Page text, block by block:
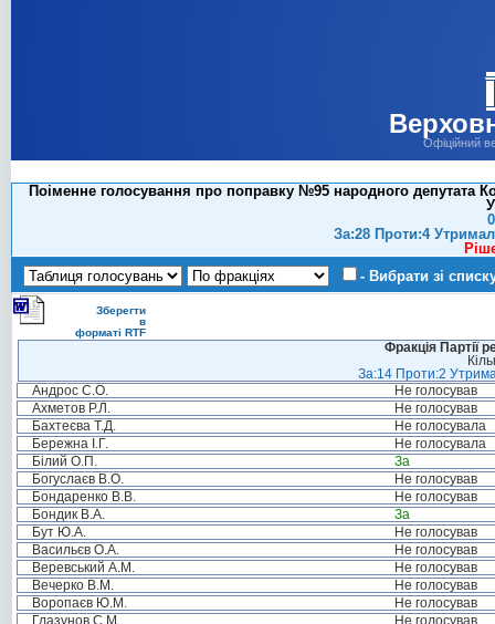
Офіційний
Поіменне голосування про поправку №95 народного депутата
За:28 Проти:4
- Вибрати зі
Зберегти
в
форматі RTF
Фракція Партії
За:14 Проти:2
Андрос С.О.
Не голосував
Ахметов Р.Л.
Не голосував
Бахтеєва Т.Д.
Не голосувала
Бережна І.Г.
Не голосувала
Білий О.П.
За
Богуслаєв В.О.
Не голосував
Бондаренко В.В.
Не голосував
Бондик В.А.
За
Бут Ю.А.
Не голосував
Васильєв О.А.
Не голосував
Веревський А.М.
Не голосував
Вечерко В.М.
Не голосував
Воропаєв Ю.М.
Не голосував
Глазунов С.М.
Не голосував